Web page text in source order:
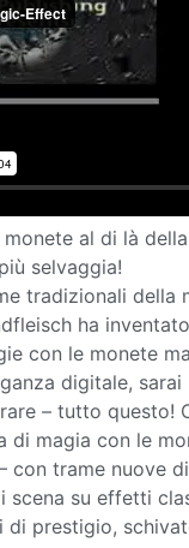
al di là
selvaggia!
tradizionali della
ha
con le monete
digitale,
– tutto questo!
di magia con le
con trame nuove
scena su effetti
di prestigio,